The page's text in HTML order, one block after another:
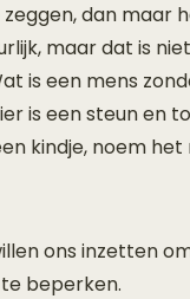
dan maar
maar dat is
is een mens
is een steun en
kindje, noem
ons inzetten
beperken.